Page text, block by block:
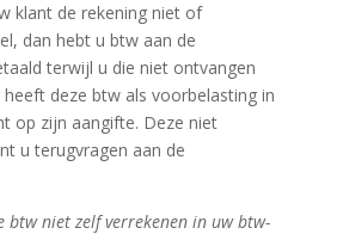
klant de rekening niet of
dan hebt u btw aan de
terwijl u die niet ontvangen
deze btw als voorbelasting in
op zijn aangifte. Deze niet
u terugvragen aan de
btw niet zelf verrekenen in uw btw-